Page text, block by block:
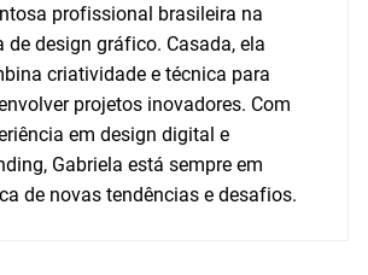
profissional brasileira na
de design gráfico. Casada, ela
criatividade e técnica para
projetos inovadores. Com
em design digital e
Gabriela está sempre em
de novas tendências e desafios.